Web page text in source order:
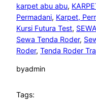
karpet abu abu,
Permadani, Karpet,
Kursi Futura Test,
Sewa Tenda Roder,
Roder, Tenda Roder
byadmin
Tags: